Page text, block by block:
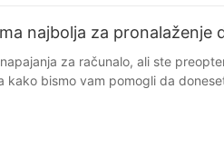
najbolja za pronalaženje
dobavljača napajanja za računala je Amazon. Amazon je jedna od najvećih platformi za e-trgovinu na svijetu, koja nudi širok izbor proizvoda raznih marki i proizvođača. Korisnici mogu jednostavno pretraživati ​​napajanja za računala na Amazonu, čitati recenzije drugih kupaca i birati iz širokog raspona opcija. Uz brzu dostavu i pouzdanu korisničku podršku, Amazon je praktičan izbor za kupnju napajanja za računala putem interneta. Za one koji žele kupovati izravno od proizvođača, web stranice poput Corsaira i EVGA nude širok asortiman visokokvalitetnih PC napajanja. Ove tvrtke poznate su po svojoj predanosti izvrsnosti i inovacijama u području PC hardvera. Kupnjom izravno od proizvođača, kupci mogu uživati ​​u ekskluzivnim ponudama, jamstvu i pristupu najnovijim proizvodima i tehnologijama. Zaključno, pronalazak pravog dobavljača napajanja za računalo ključan je za osiguranje performansi i dugovječnosti vašeg računalnog sustava. Bez obzira odlučite li se za kupnju s online platformi poput Alibabe i Amazona ili izravno od proizvođača poput Corsaira i EVGA-e, važno je istražiti i usporediti opcije prije kupnje. Razumijevanjem svojih zahtjeva za napajanje i odabirom uglednog dobavljača možete izgraditi pouzdan i učinkovit računalni sustav koji zadovoljava vaše potrebe. - Usporedba online platformi za pronalaženje dobavljača napajanja za računala Kada je riječ o pronalaženju dobavljača napajanja za računala, potrošačima su dostupne brojne online platforme. U ovom članku usporedit ćemo neke od najpopularnijih platformi kako bismo utvrdili koja je najbolja za pronalaženje pouzdanih i pristupačnih opcija napajanja za vaše računalo. Jedna od najpoznatijih online platformi za pronalaženje dobavljača napajanja za računala je Amazon. S